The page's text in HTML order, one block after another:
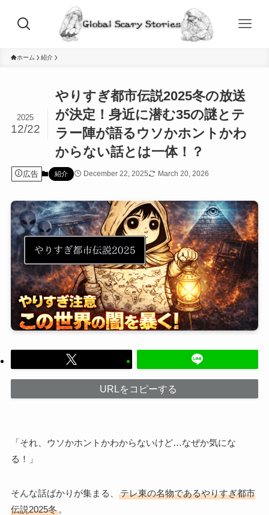
ホーム 紹介
やりすぎ都市伝説2025冬の放送
が決定！身近に潜む35の謎とテ
ラー陣が語るウソかホントかわ
からない話とは一体！？
2025
12/22
広告 紹介 December 22, 2025 March 20, 2026
URLをコピーする
「それ、ウソかホントかわからないけど…なぜか気にな
る！」
そんな話ばかりが集まる、
テレ東の名物であるやりすぎ都市
伝説2025冬。